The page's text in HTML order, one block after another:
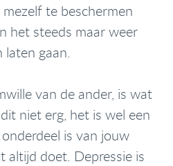
te beschermen
het steeds maar weer
laten gaan.
van de ander, is wat
niet erg, het is wel een
is van jouw
altijd doet. Depressie is